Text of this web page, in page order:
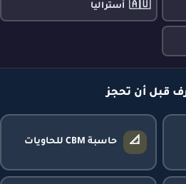
🇦🇺 أستراليا
قبل أن تحجز
📐 حاسبة CBM للحاويات